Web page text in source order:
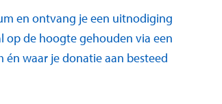
en ontvang je een uitnodiging
op de hoogte gehouden via een
én waar je donatie aan besteed